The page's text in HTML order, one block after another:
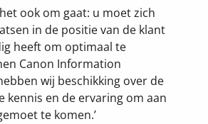
ook om gaat: u moet zich
in de positie van de klant
heeft om optimaal te
Canon Information
wij beschikking over de
kennis en de ervaring om aan
te komen.’